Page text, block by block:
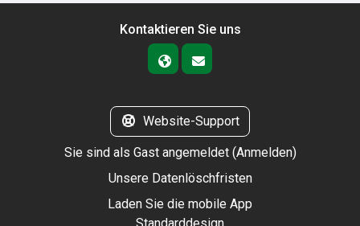
Kontaktieren Sie uns
Website-Support
Sie sind als Gast angemeldet (Anmelden)
Unsere Datenlöschfristen
Laden Sie die mobile App